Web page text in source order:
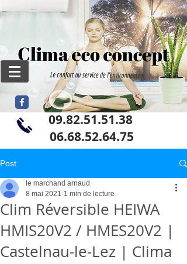
09.82.51.51.38
06.68.52.64.75
Post
Clim Réversible HEIWA
HMIS20V2 / HMES20V2 |
Castelnau-le-Lez | Clima
le marchand arnaud
8 mai 2021 1 min de lecture